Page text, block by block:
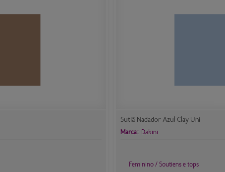
Sutiã Nadador Azul Clay Uni
Marca: Dakini
Feminino / Soutiens e tops